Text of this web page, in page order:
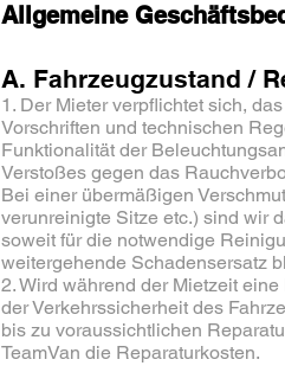
Allgemeine
A. Fahrzeugzustand /
1. Der Mieter verpflichtet sich,
Vorschriften und technischen
Funktionalität der
Verstoßes gegen das
Bei einer übermäßigen
verunreinigte Sitze etc.) sind wir
soweit für die notwendige
weitergehende Schadensersatz
2. Wird während der Mietzeit
der Verkehrssicherheit des
bis zu voraussichtlichen
TeamVan die Reparaturkosten.